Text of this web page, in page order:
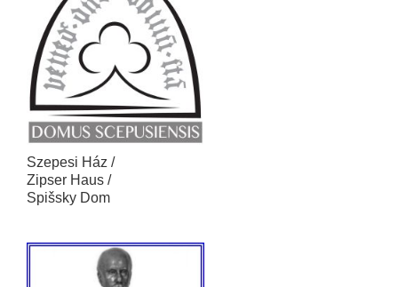
Szepesi Ház /
Zipser Haus /
Spišsky Dom